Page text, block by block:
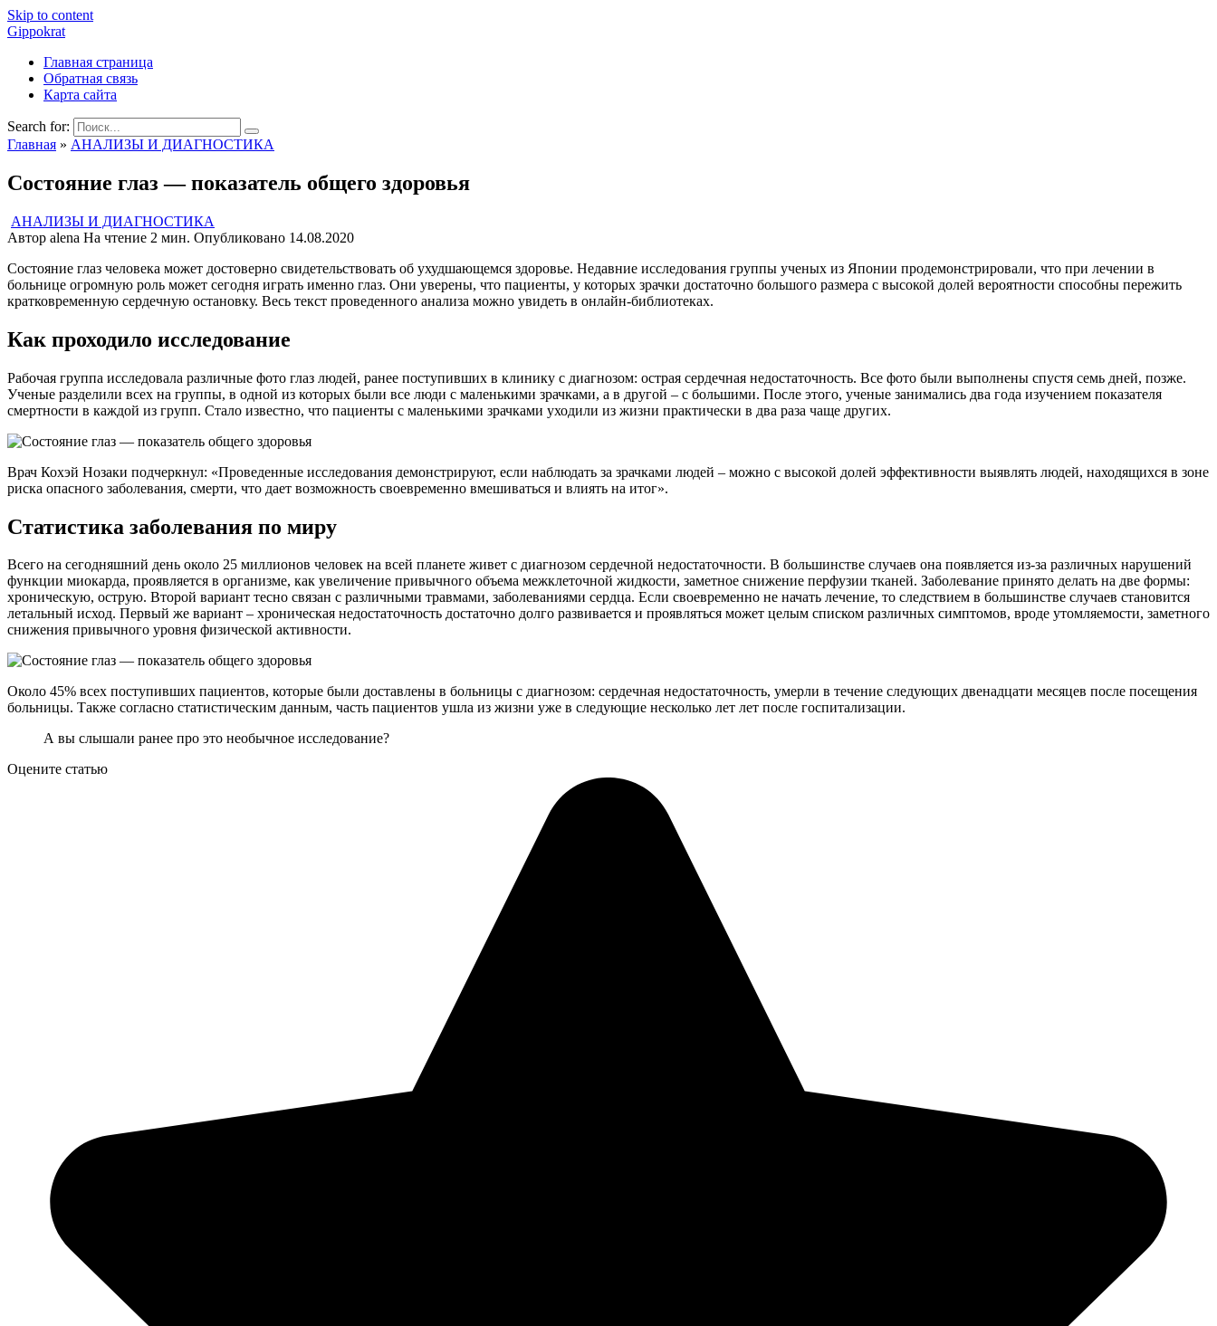
Skip to content
Gippokrat
Главная страница
Обратная связь
Карта сайта
Search for:
Главная » АНАЛИЗЫ И ДИАГНОСТИКА
Состояние глаз — показатель общего здоровья
АНАЛИЗЫ И ДИАГНОСТИКА
Автор alena На чтение 2 мин. Опубликовано 14.08.2020
Состояние глаз человека может достоверно свидетельствовать об ухудшающемся здоровье. Недавние исследования группы ученых из Японии продемонстрировали, что при лечении в
больнице огромную роль может сегодня играть именно глаз. Они уверены, что пациенты, у которых зрачки достаточно большого размера с высокой долей вероятности способны пережить
кратковременную сердечную остановку. Весь текст проведенного анализа можно увидеть в онлайн-библиотеках.
Как проходило исследование
Рабочая группа исследовала различные фото глаз людей, ранее поступивших в клинику с диагнозом: острая сердечная недостаточность. Все фото были выполнены спустя семь дней, позже.
Ученые разделили всех на группы, в одной из которых были все люди с маленькими зрачками, а в другой – с большими. После этого, ученые занимались два года изучением показателя
смертности в каждой из групп. Стало известно, что пациенты с маленькими зрачками уходили из жизни практически в два раза чаще других.
Врач Кохэй Нозаки подчеркнул: «Проведенные исследования демонстрируют, если наблюдать за зрачками людей – можно с высокой долей эффективности выявлять людей, находящихся в зоне
риска опасного заболевания, смерти, что дает возможность своевременно вмешиваться и влиять на итог».
Статистика заболевания по миру
Всего на сегодняшний день около 25 миллионов человек на всей планете живет с диагнозом сердечной недостаточности. В большинстве случаев она появляется из-за различных нарушений
функции миокарда, проявляется в организме, как увеличение привычного объема межклеточной жидкости, заметное снижение перфузии тканей. Заболевание принято делать на две формы:
хроническую, острую. Второй вариант тесно связан с различными травмами, заболеваниями сердца. Если своевременно не начать лечение, то следствием в большинстве случаев становится
летальный исход. Первый же вариант – хроническая недостаточность достаточно долго развивается и проявляться может целым списком различных симптомов, вроде утомляемости, заметного
снижения привычного уровня физической активности.
Около 45% всех поступивших пациентов, которые были доставлены в больницы с диагнозом: сердечная недостаточность, умерли в течение следующих двенадцати месяцев после посещения
больницы. Также согласно статистическим данным, часть пациентов ушла из жизни уже в следующие несколько лет лет после госпитализации.
А вы слышали ранее про это необычное исследование?
Оцените статью